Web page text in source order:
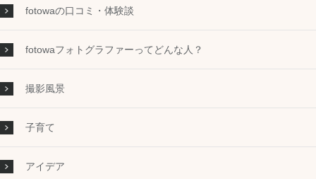
fotowaの口コミ・体験談
fotowaフォトグラファーってどんな人？
撮影風景
子育て
アイデア